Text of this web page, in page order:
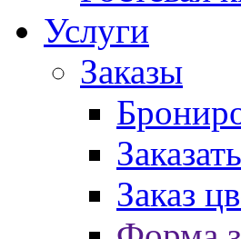
Услуги
Заказы
Заказ